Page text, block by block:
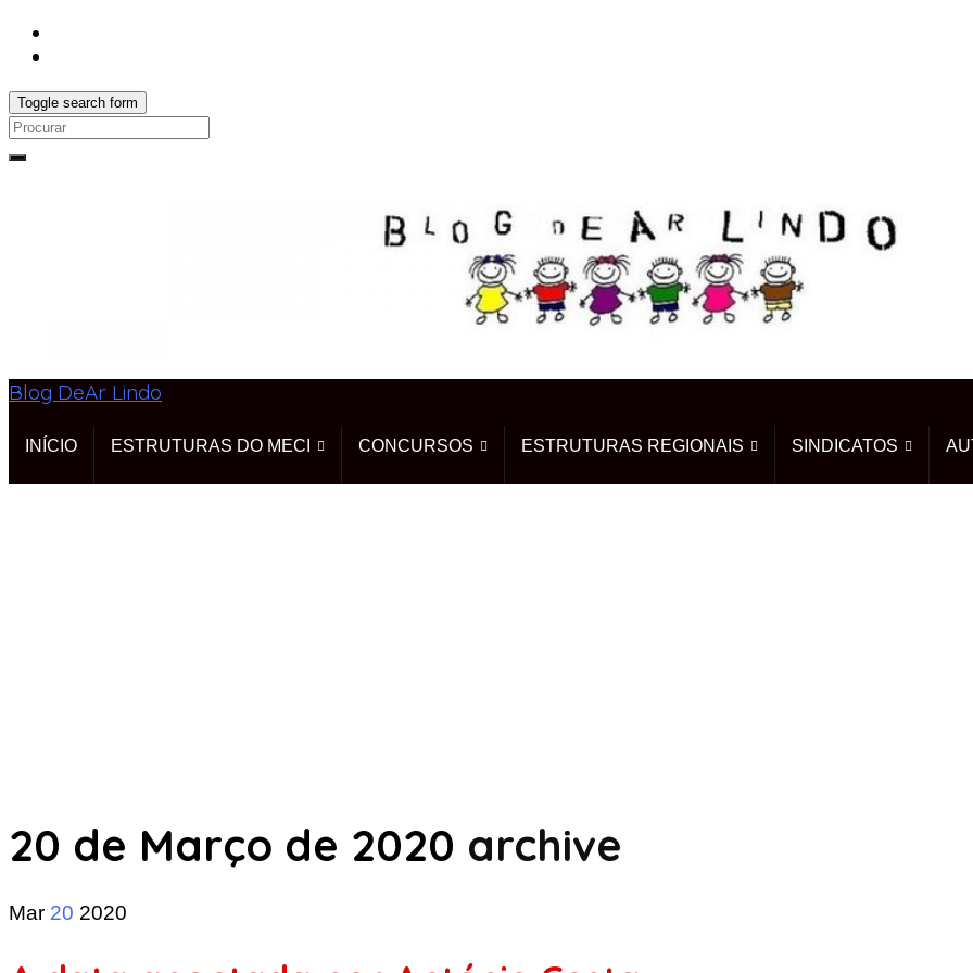
Toggle search form
Search
Blog DeAr Lindo
INÍCIO ESTRUTURAS DO MECI CONCURSOS ESTRUTURAS REGIONAIS SINDICATOS
20 de Março de 2020 archive
Mar 20 2020